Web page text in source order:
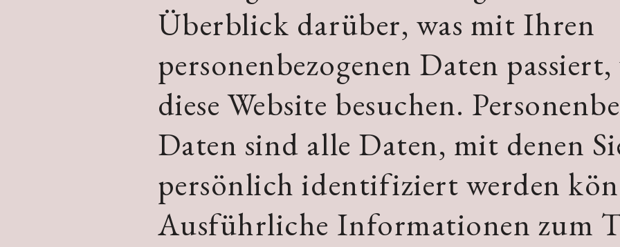
Überblick darüber, was mit Ihren
personenbezogenen Daten
diese Website besuchen.
Daten sind alle Daten, mit denen
persönlich identifiziert werden
Ausführliche Informationen zum